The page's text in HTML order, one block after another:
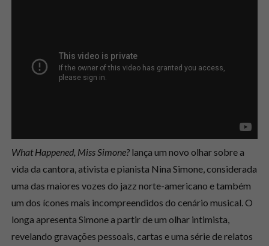
What Happened, Miss Simone? lança um novo olhar sobre a
vida da cantora, ativista e pianista Nina Simone, considerada
uma das maiores vozes do jazz norte-americano e também
um dos ícones mais incompreendidos do cenário musical. O
longa apresenta Simone a partir de um olhar intimista,
revelando gravações pessoais, cartas e uma série de relatos